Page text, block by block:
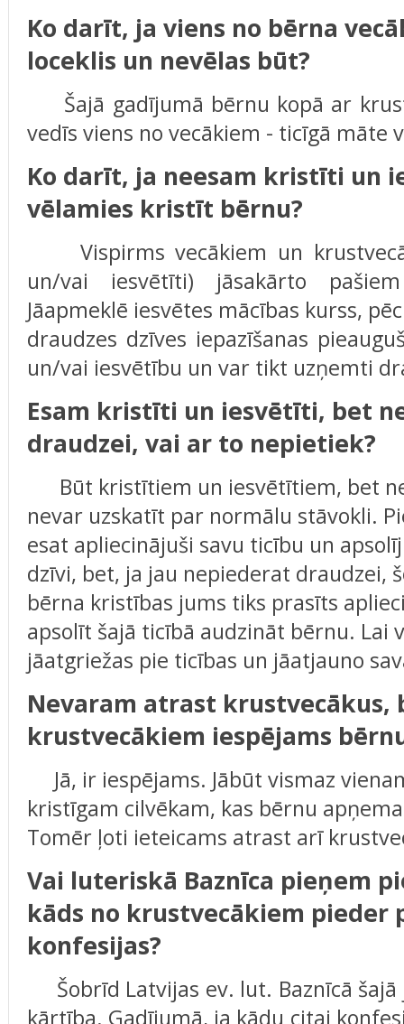
Ko darīt, ja viens no bērna
loceklis un nevēlas būt?
Šajā gadījumā bērnu kopā ar
vedīs viens no vecākiem - ticīgā māte
Ko darīt, ja neesam kristīti un
vēlamies kristīt bērnu?
Vispirms vecākiem un
un/vai iesvētīti) jāsakārto
Jāapmeklē iesvētes mācības kurss,
draudzes dzīves iepazīšanas
un/vai iesvētību un var tikt uzņemti
Esam kristīti un iesvētīti, bet
draudzei, vai ar to nepietiek?
Būt kristītiem un iesvētītiem, bet
nevar uzskatīt par normālu stāvokli.
esat apliecinājuši savu ticību un
dzīvi, bet, ja jau nepiederat draudzei,
bērna kristības jums tiks prasīts
apsolīt šajā ticībā audzināt bērnu. Lai
jāatgriežas pie ticības un jāatjauno
Nevaram atrast krustvecākus,
krustvecākiem iespējams
Jā, ir iespējams. Jābūt vismaz
kristīgam cilvēkam, kas bērnu
Tomēr ļoti ieteicams atrast arī
Vai luteriskā Baznīca pieņem
kāds no krustvecākiem pieder
konfesijas?
Šobrīd Latvijas ev. lut. Baznīcā
kārtība. Gadījumā, ja kādu citai